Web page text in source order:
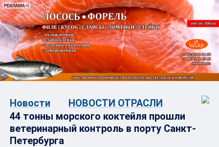
Новости
НОВОСТИ ОТРАСЛИ
44 тонны морского коктейля прошли
ветеринарный контроль в порту Санкт-
Петербурга